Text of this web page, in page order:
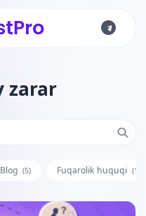
zarar
Blog (5) Fuqarolik huquqi